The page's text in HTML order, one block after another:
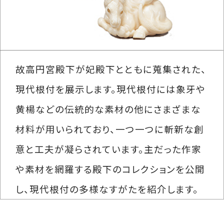
故高円宮殿下が妃殿下とともに蒐集された、
現代根付を展示します。現代根付には象牙や
黄楊などの伝統的な素材の他にさまざまな
材料が用いられており、一つ一つに斬新な創
意と工夫が凝らされています。主だった作家
や素材を網羅する殿下のコレクションを公開
し、現代根付の多様なすがたを紹介します。